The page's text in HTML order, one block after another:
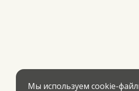
Мы используем cookie-